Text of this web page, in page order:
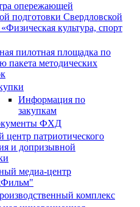
опережающей
подготовки Свердловской
культура, спорт
пилотная площадка по
пакета методических
Информация по
закупкам
ФХД
патриотического
и допризывной
медиа-центр
комплекс